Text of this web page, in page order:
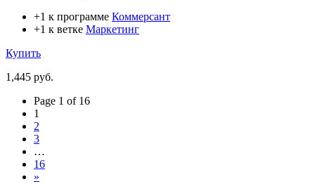
+1 к программе Коммерсант
+1 к ветке Маркетинг
Купить
1,445 руб.
Page 1 of 16
1
2
3
…
16
»